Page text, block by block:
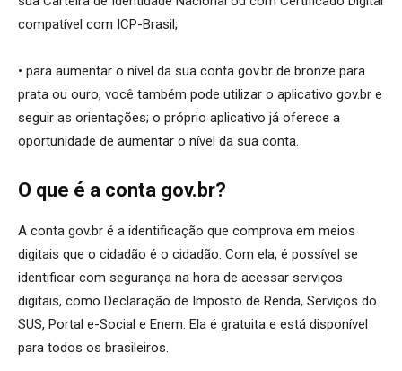
compatível com ICP-Brasil;
• para aumentar o nível da sua conta gov.br de bronze para
prata ou ouro, você também pode utilizar o aplicativo gov.br e
seguir as orientações; o próprio aplicativo já oferece a
oportunidade de aumentar o nível da sua conta.
O que é a conta gov.br?
A conta gov.br é a identificação que comprova em meios
digitais que o cidadão é o cidadão. Com ela, é possível se
identificar com segurança na hora de acessar serviços
digitais, como Declaração de Imposto de Renda, Serviços do
SUS, Portal e-Social e Enem. Ela é gratuita e está disponível
para todos os brasileiros.